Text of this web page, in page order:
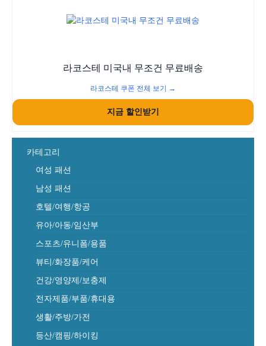
라코스테 미국내 무조건 무료배송
라코스테 쿠폰 전체 보기 →
지금 할인받기
카테고리
여성 패션
남성 패션
호텔/여행/항공
유아/아동/임산부
스포츠/유니폼/용품
뷰티/화장품/케어
건강/영양제/보충제
전자제품/부품/휴대용
생활/주방/가전
등산/캠핑/하이킹